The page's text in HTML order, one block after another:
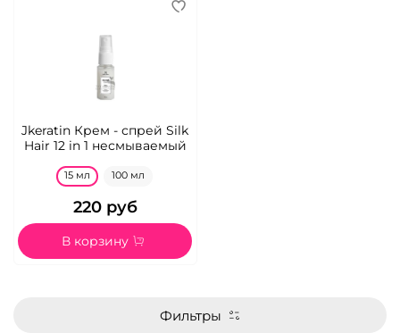
Jkeratin Крем - спрей Silk
Hair 12 in 1 несмываемый
15 мл 100 мл
220 руб
В корзину
Фильтры